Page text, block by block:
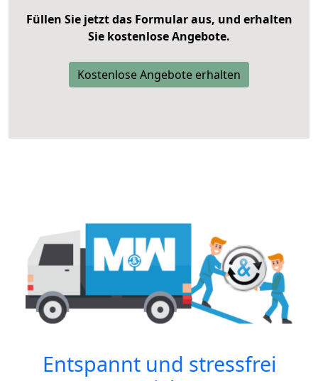
Füllen Sie jetzt das Formular aus, und erhalten
Sie kostenlose Angebote.
Kostenlose Angebote erhalten
Entspannt und stressfrei